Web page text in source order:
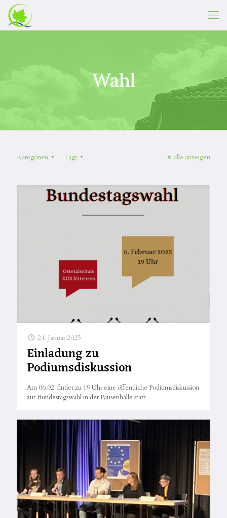
Wahl
Kategorien Tags alle anzeigen
24. Januar 2025
Einladung zu
Podiumsdiskussion
Am 06.02. findet zu 19 Uhr eine öffentliche Podiumsdiskussion
zur Bundestagswahl in der Pausenhalle statt.